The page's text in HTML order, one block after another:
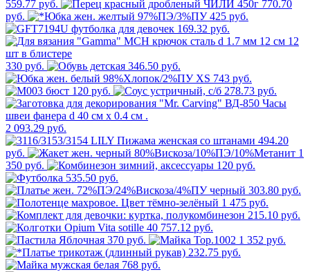
559.77 руб.
770.70
руб.
425 руб.
169.32 руб.
330 руб.
346.50 руб.
743 руб.
120 руб.
278.73 руб.
2 093.29 руб.
494.20
руб.
1
350 руб.
120 руб.
535.50 руб.
303.80 руб.
1 475 руб.
215.10 руб.
757.12 руб.
370 руб.
1 352 руб.
232.75 руб.
768 руб.